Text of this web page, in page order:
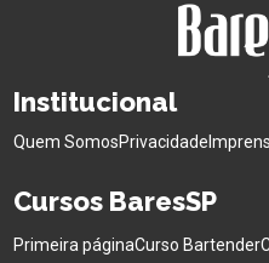
Institucional
Quem SomosPrivacidade
Cursos BaresSP
Primeira páginaCurso Bartender